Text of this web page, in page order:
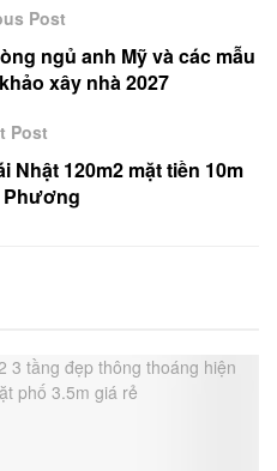
Post
ngủ anh Mỹ và các mẫu
xây nhà 2027
Post
Nhật 120m2 mặt tiền 10m
Phương